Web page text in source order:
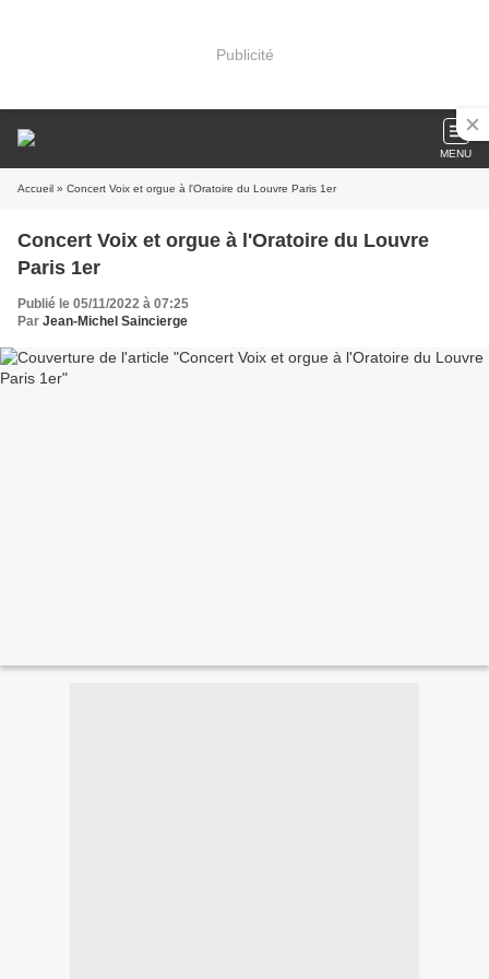
Publicité
MENU
Accueil » Concert Voix et orgue à l'Oratoire du Louvre Paris 1er
Concert Voix et orgue à l'Oratoire du Louvre
Paris 1er
Publié le 05/11/2022 à 07:25
Par Jean-Michel Saincierge